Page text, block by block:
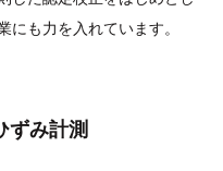
にも力を入れています。
ずみ計測